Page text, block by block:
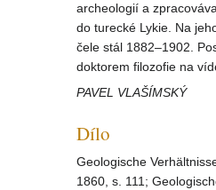
archeologií a
do turecké Lykie. Na
čele stál 1882–1902.
doktorem filozofie na
PAVEL VLAŠÍMSKÝ
Dílo
Geologische
1860, s. 111;